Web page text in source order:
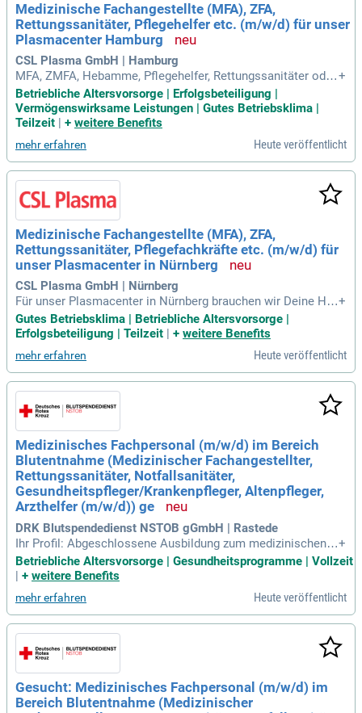
Medizinische Fachangestellte (MFA), ZFA,
Rettungssanitäter, Pflegehelfer etc. (m/w/d) für unser
Plasmacenter Hamburg
CSL Plasma GmbH | Hamburg
MFA, ZMFA, Hebamme, Pflegehelfer, Rettungssanitäter oder
vergleichbar); Gute EDV-Kenntnisse; Freude am Umgang mit
Menschen und eine sorgfältige Arbeitsweise Das bieten wir
Dir; Attraktive Vergütung plus betriebliche Altersvorsorge; 1
+
Betriebliche Altersvorsorge | Erfolgsbeteiligung |
Vermögenswirksame Leistungen | Gutes Betriebsklima |
Teilzeit | + weitere Benefits
mehr erfahren Heute veröffentlicht
Medizinische Fachangestellte (MFA), ZFA,
Rettungssanitäter, Pflegefachkräfte etc. (m/w/d) für
unser Plasmacenter in Nürnberg
CSL Plasma GmbH | Nürnberg
Für unser Plasmacenter in Nürnberg brauchen wir Deine Hilf
e als Medizinische Fachangestellte (MFA), ZFA, Rettungssa
nitäter, Pflegefachkräfte etc.
+
Gutes Betriebsklima | Betriebliche Altersvorsorge |
Erfolgsbeteiligung | Teilzeit
+ weitere Benefits
mehr erfahren Heute veröffentlicht
Medizinisches Fachpersonal (m/w/d) im Bereich
Blutentnahme (Medizinischer Fachangestellter,
Rettungssanitäter, Notfallsanitäter,
Gesundheitspfleger/Krankenpfleger, Altenpfleger,
Arzthelfer (m/w/d)) ge
DRK Blutspendedienst NSTOB gGmbH | Rastede
Ihr Profil: Abgeschlossene Ausbildung zum medizinischen F
achangestellten (m/w/d), Rettungssanitäter (m/w/d), Rettun
gsassistenten (m/w/d) bzw.
+
Betriebliche Altersvorsorge | Gesundheitsprogramme | Vollzeit
| + weitere Benefits
mehr erfahren Heute veröffentlicht
Gesucht: Medizinisches Fachpersonal (m/w/d) im
Bereich Blutentnahme (Medizinischer